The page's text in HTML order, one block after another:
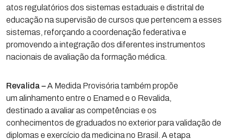
atos regulatórios dos sistemas estaduais e distrital de
educação na supervisão de cursos que pertencem a esses
sistemas, reforçando a coordenação federativa e
promovendo a integração dos diferentes instrumentos
nacionais de avaliação da formação médica.
Revalida –A Medida Provisória também propõe
um alinhamento entre o Enamed e o Revalida,
destinado a avaliar as competências e os
conhecimentos de graduados no exterior para validação de
diplomas e exercício da medicina no Brasil. A etapa